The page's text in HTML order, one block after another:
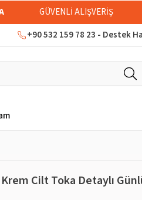
GÜVENLİ ALIŞVERİŞ
+90 532 159 78 23 - Destek
Cilt Toka Detaylı